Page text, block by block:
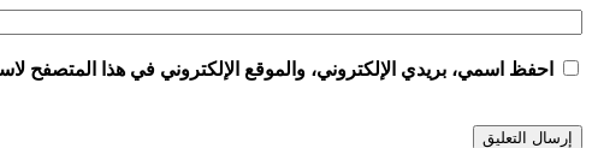
احفظ اسمي، بريدي الإلكتروني، والموقع الإلكتروني في هذا المتصفح